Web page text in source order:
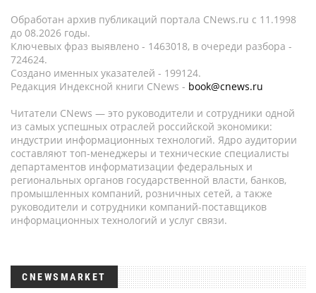
Обработан архив публикаций портала CNews.ru c 11.1998
до 08.2026 годы.
Ключевых фраз выявлено - 1463018, в очереди разбора -
724624.
Создано именных указателей - 199124.
Редакция Индексной книги CNews - book@cnews.ru
Читатели CNews — это руководители и сотрудники одной
из самых успешных отраслей российской экономики:
индустрии информационных технологий. Ядро аудитории
составляют топ-менеджеры и технические специалисты
департаментов информатизации федеральных и
региональных органов государственной власти, банков,
промышленных компаний, розничных сетей, а также
руководители и сотрудники компаний-поставщиков
информационных технологий и услуг связи.
CNEWSMARKET